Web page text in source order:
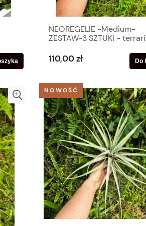
NEOREGELIE -Medium-
ZESTAW-3 SZTUKI -
110,00 zł Do
NOWOŚĆ